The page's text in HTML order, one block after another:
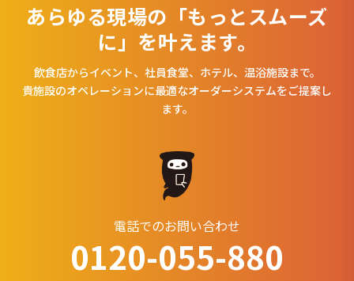
あらゆる現場の「もっとスムーズ
に」を叶えます。
飲食店からイベント、社員食堂、ホテル、温浴施設まで。
貴施設のオペレーションに最適なオーダーシステムをご提案し
ます。
電話でのお問い合わせ
0120-055-880